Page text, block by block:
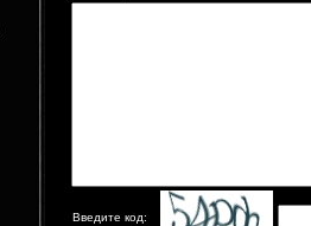
Введите код: